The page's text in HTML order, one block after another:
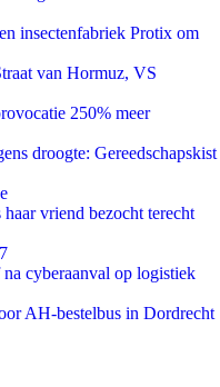
insectenfabriek Protix om
van Hormuz, VS
250% meer
droogte: Gereedschapskist
vriend bezocht terecht
cyberaanval op logistiek
AH-bestelbus in Dordrecht